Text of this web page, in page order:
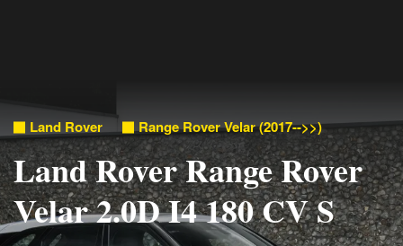
Land Rover Range Rover Velar (2017-->>)
Land Rover Range Rover
Velar 2.0D I4 180 CV S